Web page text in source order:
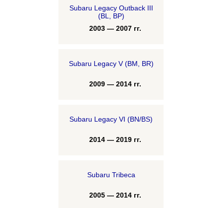
Subaru Legacy Outback III
(BL, BP)
2003 — 2007 гг.
Subaru Legacy V (BM, BR)
2009 — 2014 гг.
Subaru Legacy VI (BN/BS)
2014 — 2019 гг.
Subaru Tribeca
2005 — 2014 гг.